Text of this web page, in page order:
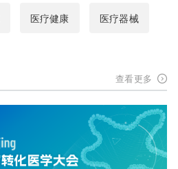
医疗健康 医疗器械
查看更多